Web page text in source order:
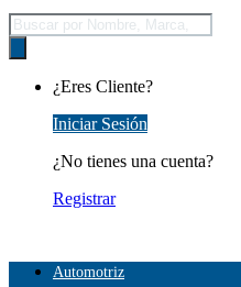
Búsqueda
de
productos
¿Eres Cliente?
Iniciar Sesión
¿No tienes una cuenta?
Registrar
Automotriz